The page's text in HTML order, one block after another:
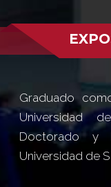
Graduado
Universidad
Doctorado y
Universidad de